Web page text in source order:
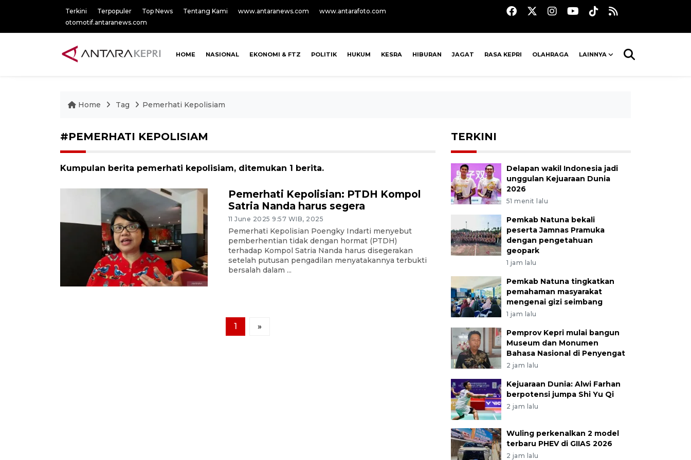
Terkini Terpopuler Top News Tentang Kami www.antaranews.com
www.antarafoto.com
otomotif.antaranews.com
HOME NASIONAL EKONOMI & FTZ POLITIK HUKUM KESRA HIBURAN JAGAT RASA KEPRI OLAHRAGA LAINNYA
Home Tag Pemerhati Kepolisiam
#PEMERHATI KEPOLISIAM
Kumpulan berita pemerhati kepolisiam, ditemukan 1 berita.
Pemerhati Kepolisian: PTDH Kompol
Satria Nanda harus segera
11 June 2025 9:57 WIB, 2025
Pemerhati Kepolisian Poengky Indarti menyebut
pemberhentian tidak dengan hormat (PTDH)
terhadap Kompol Satria Nanda harus disegerakan
setelah putusan pengadilan menyatakannya terbukti
bersalah dalam ...
1 »
TERKINI
Delapan wakil Indonesia jadi
unggulan Kejuaraan Dunia
2026
51 menit lalu
Pemkab Natuna bekali
peserta Jamnas Pramuka
dengan pengetahuan
geopark
1 jam lalu
Pemkab Natuna tingkatkan
pemahaman masyarakat
mengenai gizi seimbang
1 jam lalu
Pemprov Kepri mulai bangun
Museum dan Monumen
Bahasa Nasional di Penyengat
2 jam lalu
Kejuaraan Dunia: Alwi Farhan
berpotensi jumpa Shi Yu Qi
2 jam lalu
Wuling perkenalkan 2 model
terbaru PHEV di GIIAS 2026
2 jam lalu